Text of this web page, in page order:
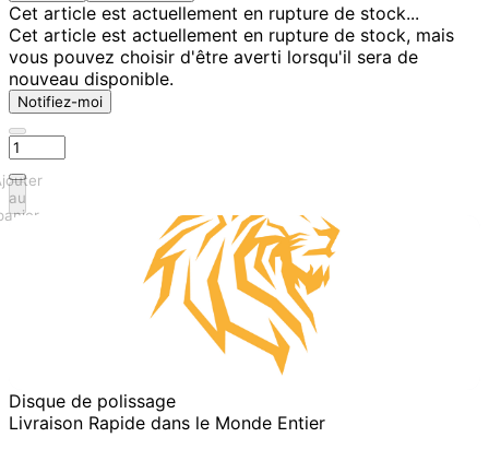
Cet article est actuellement en rupture de stock...
Cet article est actuellement en rupture de stock, mais
vous pouvez choisir d'être averti lorsqu'il sera de
nouveau disponible.
Notifiez-moi
au
Disque de polissage
Livraison Rapide dans le Monde Entier